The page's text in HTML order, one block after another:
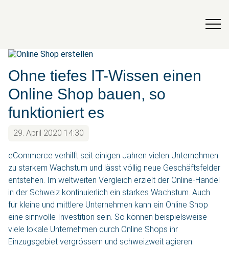
Ohne tiefes IT-Wissen einen
Online Shop bauen, so
funktioniert es
29. April 2020 14:30
eCommerce verhilft seit einigen Jahren vielen Unternehmen
zu starkem Wachstum und lässt völlig neue Geschäftsfelder
entstehen. Im weltweiten Vergleich erzielt der Online-Handel
in der Schweiz kontinuierlich ein starkes Wachstum. Auch
für kleine und mittlere Unternehmen kann ein Online Shop
eine sinnvolle Investition sein. So können beispielsweise
viele lokale Unternehmen durch Online Shops ihr
Einzugsgebiet vergrössern und schweizweit agieren.